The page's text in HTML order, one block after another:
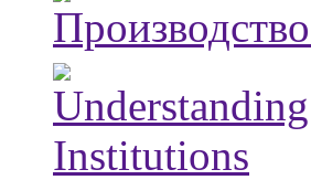
Institutions